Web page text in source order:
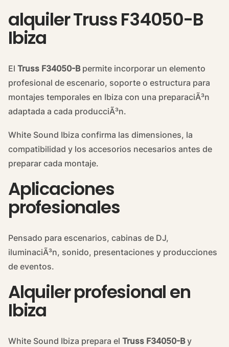
alquiler Truss F34050-B
Ibiza
El Truss F34050-Bpermite incorporar un elemento
profesional de escenario, soporte o estructura para
montajes temporales en Ibiza con una preparaciÃ³n
adaptada a cada producciÃ³n.
White Sound Ibiza confirma las dimensiones, la
compatibilidad y los accesorios necesarios antes de
preparar cada montaje.
Aplicaciones
profesionales
Pensado para escenarios, cabinas de DJ,
iluminaciÃ³n, sonido, presentaciones y producciones
de eventos.
Alquiler profesional en
Ibiza
White Sound Ibiza prepara el Truss F34050-By